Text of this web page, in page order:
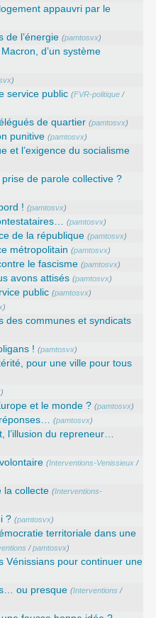
appauvri par le
de l’énergie (pamtosvx)
d’un système
)
service public (FVR-politique /
de quartier (pamtosvx)
punitive (pamtosvx)
et l’exigence du socialisme
de parole collective ?
! (pamtosvx)
(pamtosvx)
de la république (pamtosvx)
métropolitain (pamtosvx)
le fascisme (pamtosvx)
avons attisés (pamtosvx)
public (pamtosvx)
)
des communes et syndicats
! (pamtosvx)
pour une ville pour tous
)
et le monde ? (pamtosvx)
(pamtosvx)
l’illusion du repreneur…
(Interventions-Venissieux /
la collecte (Interventions-
? (pamtosvx)
territoriale dans une
/pamtosvx)
Vénissians pour continuer une
ou presque (Interventions /